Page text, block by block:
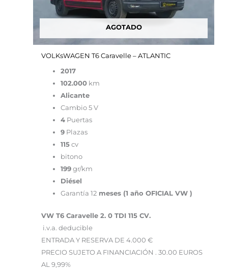
AGOTADO
VOLKsWAGEN T6 Caravelle – ATLANTIC
2017
102.000km
Alicante
Cambio 5 V
4Puertas
9Plazas
115cv
bitono
199gr/km
Diésel
Garantía 12meses (1 año OFICIAL VW )
VW T6 Caravelle 2. 0 TDI 115 CV.
i.v.a. deducible
ENTRADA Y RESERVA DE 4.000 €
PRECIO SUJETO A FINANCIACIÓN . 30.00 EUROS
AL 9,99%